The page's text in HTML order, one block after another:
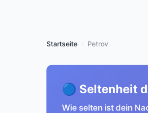
Startseite Petrov
🔵 Seltenheit
Wie selten ist dein